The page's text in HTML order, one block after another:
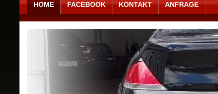
HOME FACEBOOK KONTAKT ANFRAGE